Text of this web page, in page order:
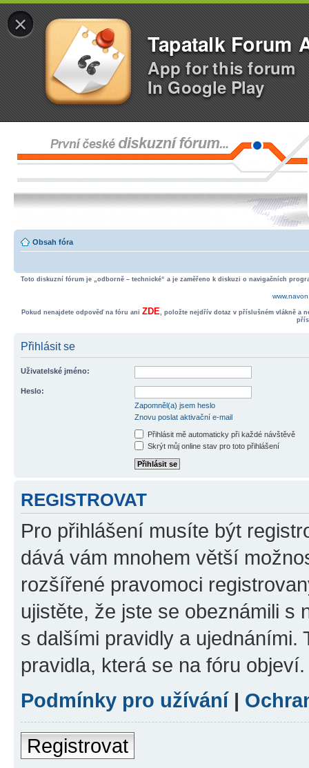
×
Tapatalk Forum
App for this forum
In Google Play
Obsah fóra
Toto diskuzní fórum je „odborně – technické“ a je zaměřeno k diskuzi o navigačních
Pokud nenajdete odpověď na fóru ani ZDE, položte nejdřív dotaz v příslušném vlákně a
Přihlásit se
Uživatelské jméno:
Heslo:
Zapomněl(a) jsem heslo
Znovu poslat aktivační e-mail
Přihlásit mě automaticky při každé návštěvě
Skrýt můj online stav pro toto přihlášení
REGISTROVAT
Pro přihlášení musíte být
dává vám mnohem větší
rozšířené pravomoci
ujistěte, že jste se obeznámili s
s dalšími pravidly a ujednáními.
pravidla, která se na fóru objeví.
Podmínky pro užívání|
Registrovat